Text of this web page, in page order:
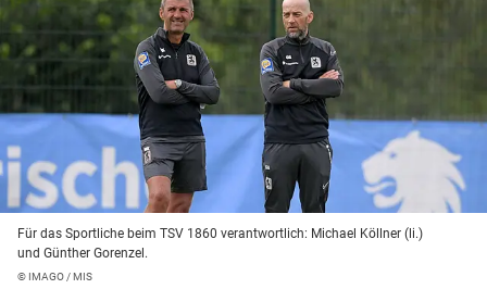
Für das Sportliche beim TSV 1860 verantwortlich: Michael Köllner (li.)
und Günther Gorenzel.
© IMAGO / MIS